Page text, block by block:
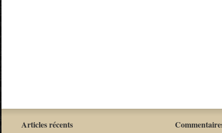
Articles récents